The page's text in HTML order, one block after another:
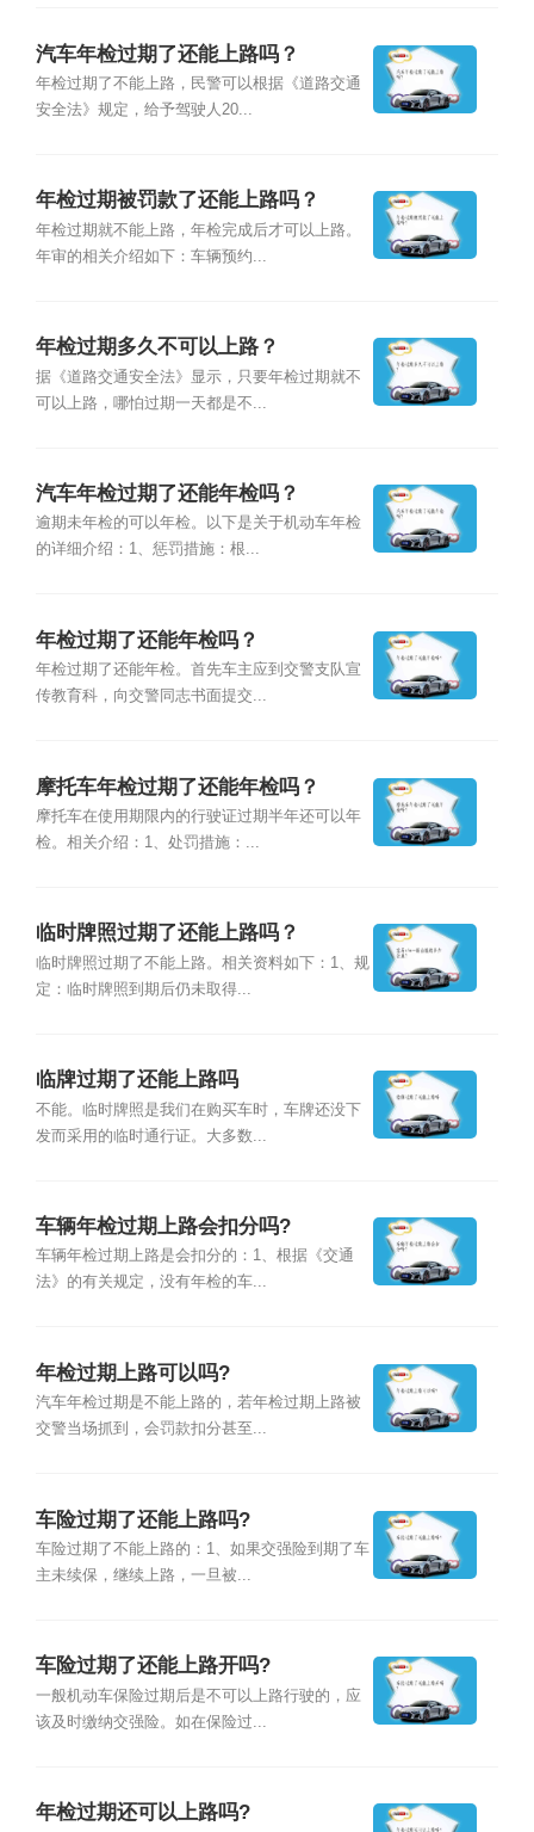
汽车年检过期了还能上路吗？
年检过期了不能上路，民警可以根据《道路交通
安全法》规定，给予驾驶人20...
年检过期被罚款了还能上路吗？
年检过期就不能上路，年检完成后才可以上路。
年审的相关介绍如下：车辆预约...
年检过期多久不可以上路？
据《道路交通安全法》显示，只要年检过期就不
可以上路，哪怕过期一天都是不...
汽车年检过期了还能年检吗？
逾期未年检的可以年检。以下是关于机动车年检
的详细介绍：1、惩罚措施：根...
年检过期了还能年检吗？
年检过期了还能年检。首先车主应到交警支队宣
传教育科，向交警同志书面提交...
摩托车年检过期了还能年检吗？
摩托车在使用期限内的行驶证过期半年还可以年
检。相关介绍：1、处罚措施：...
临时牌照过期了还能上路吗？
临时牌照过期了不能上路。相关资料如下：1、规
定：临时牌照到期后仍未取得...
临牌过期了还能上路吗
不能。临时牌照是我们在购买车时，车牌还没下
发而采用的临时通行证。大多数...
车辆年检过期上路会扣分吗?
车辆年检过期上路是会扣分的：1、根据《交通
法》的有关规定，没有年检的车...
年检过期上路可以吗?
汽车年检过期是不能上路的，若年检过期上路被
交警当场抓到，会罚款扣分甚至...
车险过期了还能上路吗?
车险过期了不能上路的：1、如果交强险到期了车
主未续保，继续上路，一旦被...
车险过期了还能上路开吗?
一般机动车保险过期后是不可以上路行驶的，应
该及时缴纳交强险。如在保险过...
年检过期还可以上路吗?